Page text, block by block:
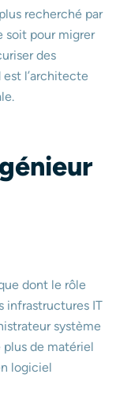
recherché par
soit pour migrer
des
l’architecte
dont le rôle
infrastructures IT
système
plus de matériel
logiciel